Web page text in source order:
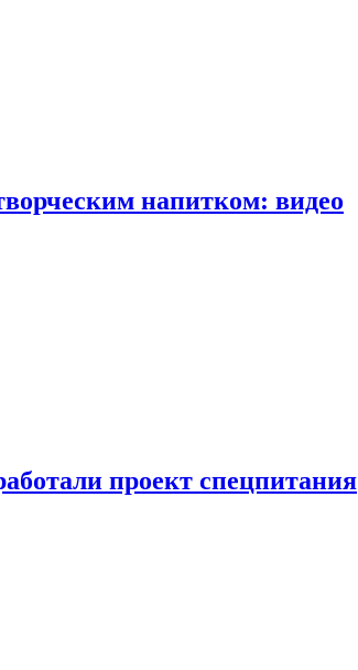
напитком: видео
проект спецпитания